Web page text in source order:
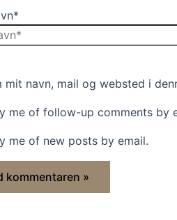
mit navn, mail og websted i
me of follow-up comments by
me of new posts by email.